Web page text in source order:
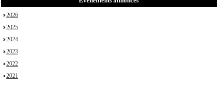
2026
2025
2024
2023
2022
2021